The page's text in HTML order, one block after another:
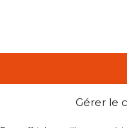
Gérer le